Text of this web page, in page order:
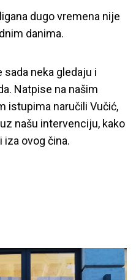
dugo vremena nije
danima.
neka gledaju i
Natpise na našim
istupima naručili Vučić,
našu intervenciju, kako
iza ovog čina.